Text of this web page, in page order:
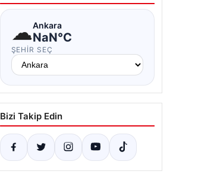
☁Ankara
NaN°C
ŞEHIR SEÇ
Bizi Takip Edin